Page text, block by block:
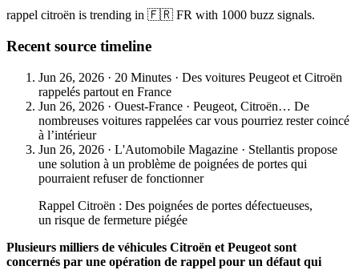
rappel citroën is trending in 🇫🇷 FR with 1000 buzz signals.
Recent source timeline
Jun 26, 2026 · 20 Minutes · Des voitures Peugeot et Citroën
rappelés partout en France
Jun 26, 2026 · Ouest-France · Peugeot, Citroën… De
nombreuses voitures rappelées car vous pourriez rester coincé
à l’intérieur
Jun 26, 2026 · L'Automobile Magazine · Stellantis propose
une solution à un problème de poignées de portes qui
pourraient refuser de fonctionner
Rappel Citroën : Des poignées de portes défectueuses,
un risque de fermeture piégée
Plusieurs milliers de véhicules Citroën et Peugeot sont
concernés par une opération de rappel pour un défaut qui